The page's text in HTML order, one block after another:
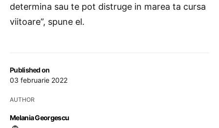
Published on
03 februarie 2022
AUTHOR
Melania Georgescu
determina sau te pot distruge in marea ta cursa
viitoare”, spune el.